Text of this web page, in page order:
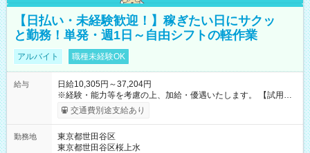
【日払い・未経験歓迎！】稼ぎたい日にサクッ
と勤務！単発・週1日～自由シフトの軽作業
アルバイト 職種未経験OK
給与
日給10,305円～37,204円
※経験・能力等を考慮の上、加給・優遇いたします。 【試用期
間】試用期間なし
交通費別途支給あり
勤務地
東京都世田谷区
東京都世田谷区桜上水